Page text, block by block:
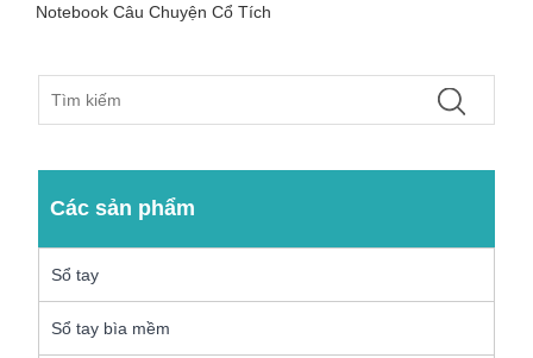
Notebook Câu Chuyện Cổ Tích
Các sản phẩm
Sổ tay
Sổ tay bìa mềm